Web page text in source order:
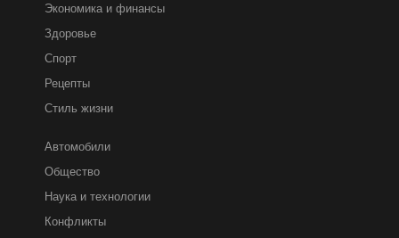
Экономика и финансы
Здоровье
Спорт
Рецепты
Стиль жизни
Автомобили
Общество
Наука и технологии
Конфликты